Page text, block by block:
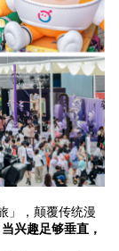
」，颠覆传统漫
当兴趣足够垂直，